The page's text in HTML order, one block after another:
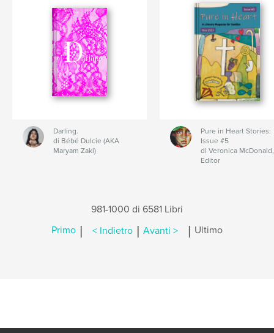
Darling.
di Bébé Dulcie (AKA
Maryam Zaki)
Pure in Heart Stories:
Issue #5
di Veronica McDonald,
Editor
981-1000 di 6581 Libri
Primo | < Indietro | Avanti > | Ultimo